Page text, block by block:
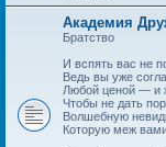
Академия
Братство
И вспять вас не
Ведь вы уже
Любой ценой — и
Чтобы не дать
Волшебную
Которую меж вами